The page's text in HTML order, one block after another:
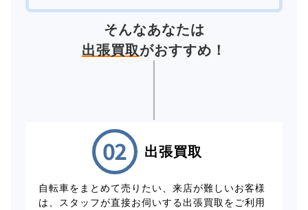
そんなあなたは
出張買取がおすすめ！
出張買取
自転車をまとめて売りたい、来店が難しいお客様
は、スタッフが直接お伺いする出張買取をご利用